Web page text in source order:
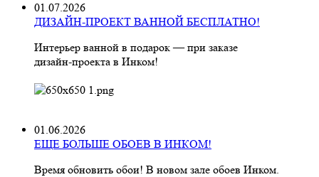
01.07.2026
ДИЗАЙН-ПРОЕКТ ВАННОЙ БЕСПЛАТНО!
Интерьер ванной в подарок — при заказе
дизайн‑проекта в Инком!
01.06.2026
ЕЩЕ БОЛЬШЕ ОБОЕВ В ИНКОМ!
Время обновить обои! В новом зале обоев Инком.